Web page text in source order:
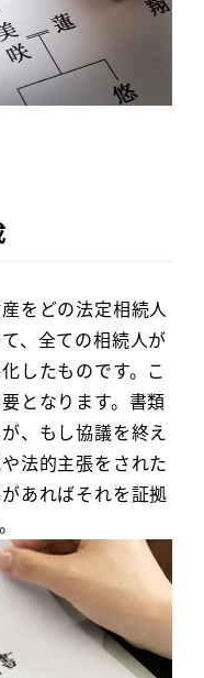
をどの法定相続人
、全ての相続人が
したものです。こ
となります。書類
、もし協議を終え
法的主張をされた
あればそれを証拠